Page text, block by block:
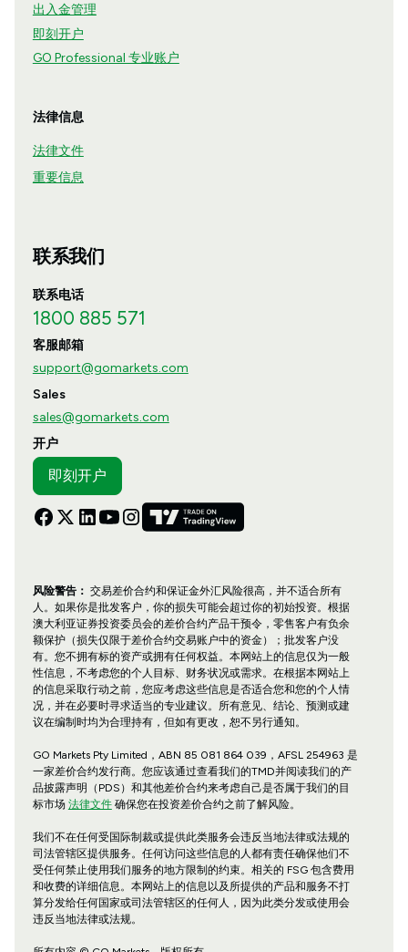
出入金管理
即刻开户
GO Professional 专业账户
法律信息
法律文件
重要信息
联系我们
联系电话
1800 885 571
客服邮箱
support@gomarkets.com
Sales
sales@gomarkets.com
开户
即刻开户
风险警告： 交易差价合约和保证金外汇风险很高，并不适合所有
人。如果你是批发客户，你的损失可能会超过你的初始投资。根据
澳大利亚证券投资委员会的差价合约产品干预令，零售客户有负余
额保护（损失仅限于差价合约交易账户中的资金）；批发客户没
有。您不拥有标的资产或拥有任何权益。本网站上的信息仅为一般
性信息，不考虑您的个人目标、财务状况或需求。在根据本网站上
的信息采取行动之前，您应考虑这些信息是否适合您和您的个人情
况，并在必要时寻求适当的专业建议。所有意见、结论、预测或建
议在编制时均为合理持有，但如有更改，恕不另行通知。
GO Markets Pty Limited，ABN 85 081 864 039，AFSL 254963 是
一家差价合约发行商。您应该通过查看我们的TMD并阅读我们的产
品披露声明（PDS）和其他差价合约来考虑自己是否属于我们的目
标市场 法律文件确保您在投资差价合约之前了解风险。
我们不在任何受国际制裁或提供此类服务会违反当地法律或法规的
司法管辖区提供服务。任何访问这些信息的人都有责任确保他们不
受任何禁止使用我们服务的地方限制的约束。相关的 FSG 包含费用
和收费的详细信息。本网站上的信息以及所提供的产品和服务不打
算分发给任何国家或司法管辖区的任何人，因为此类分发或使用会
违反当地法律或法规。